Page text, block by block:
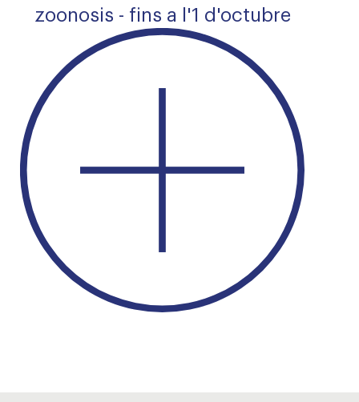
zoonosis - fins a l'1 d'octubre